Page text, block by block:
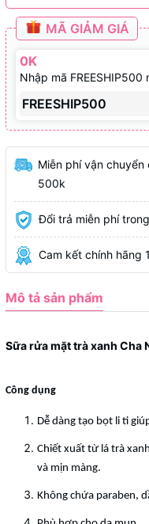
MÃ GIẢM GIÁ
0K
Nhập mã
FREESHIP500
Miễn phí vận
500k
Đổi trả miễn phí
Cam kết chính hãng
Mô tả sản phẩm
Sữa rửa mặt trà xanh Cha
Công dụng
Dễ dàng tạo bọt li ti
Chiết xuất từ lá trà
và mịn màng.
Không chứa paraben,